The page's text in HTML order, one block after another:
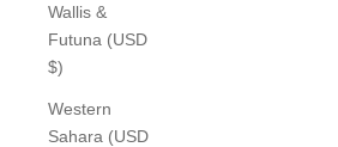
Wallis &
Futuna (USD
$)
Western
Sahara (USD